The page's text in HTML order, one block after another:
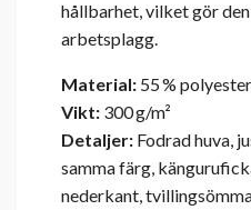
hållbarhet, vilket gör
arbetsplagg.
Material: 55 %
Vikt: 300 g/m²
Detaljer: Fodrad huva,
samma färg,
nederkant,